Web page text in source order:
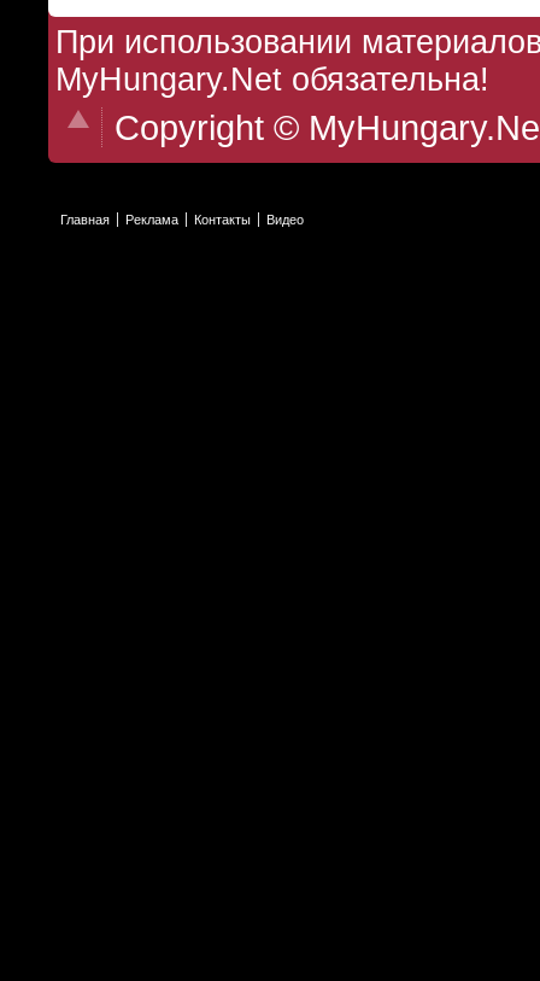
При использовании
MyHungary.Net обязательна!
Copyright ©
Главная Реклама Контакты Видео